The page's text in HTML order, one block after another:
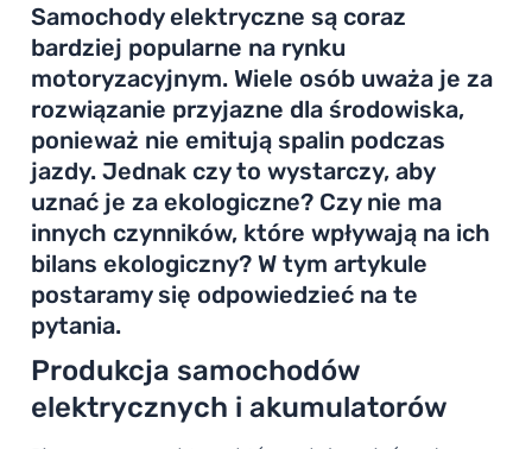
Samochody elektryczne są coraz
bardziej popularne na rynku
motoryzacyjnym. Wiele osób uważa je za
rozwiązanie przyjazne dla środowiska,
ponieważ nie emitują spalin podczas
jazdy. Jednak czy to wystarczy, aby
uznać je za ekologiczne? Czy nie ma
innych czynników, które wpływają na ich
bilans ekologiczny? W tym artykule
postaramy się odpowiedzieć na te
pytania.
Produkcja samochodów
elektrycznych i akumulatorów